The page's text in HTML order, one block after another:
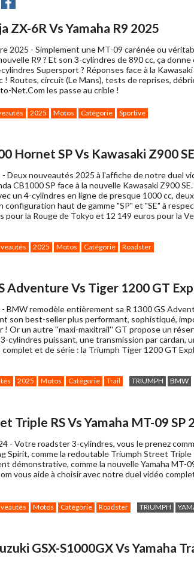
sur
ZX-6R Vs Yamaha R9 2025
2025 - Simplement une MT-09 carénée ou
R9 ? Et son 3-cylindres de 890 cc, ça donne
Supersport ? Réponses face à la Kawasaki
! Routes, circuit (Le Mans), tests de reprises,
Net.Com les passe au crible !
2025 Motos Catégorie
Sportive
Hornet SP Vs Kawasaki Z900
- Deux nouveautés 2025 à l'affiche de notre duel
CB1000 SP face à la nouvelle Kawasaki Z900
un 4-cylindres en ligne de presque 1000 cc,
configuration haut de gamme "SP" et "SE" à
pour la Rouge de Tokyo et 12 149 euros pour la
2025 Motos Catégorie
Roadster
Adventure Vs Tiger 1200 GT
- BMW remodèle entièrement sa R 1300 GS
son best-seller plus performant, sophistiqué,
! Or un autre ''maxi-maxitrail'' GT propose un
cylindres puissant, une transmission par cardan,
et de série : la Triumph Tiger 1200 GT
2025 Motos Catégorie Trail TRIUMPH BMW
Triple RS Vs Yamaha MT-09 SP
- Votre roadster 3-cylindres, vous le prenez
Spirit, comme la redoutable Triumph Street Triple
démonstrative, comme la nouvelle Yamaha MT-
vous aide à choisir avec notre duel vidéo
Motos Catégorie Roadster TRIUMPH
GSX-S1000GX Vs Yamaha